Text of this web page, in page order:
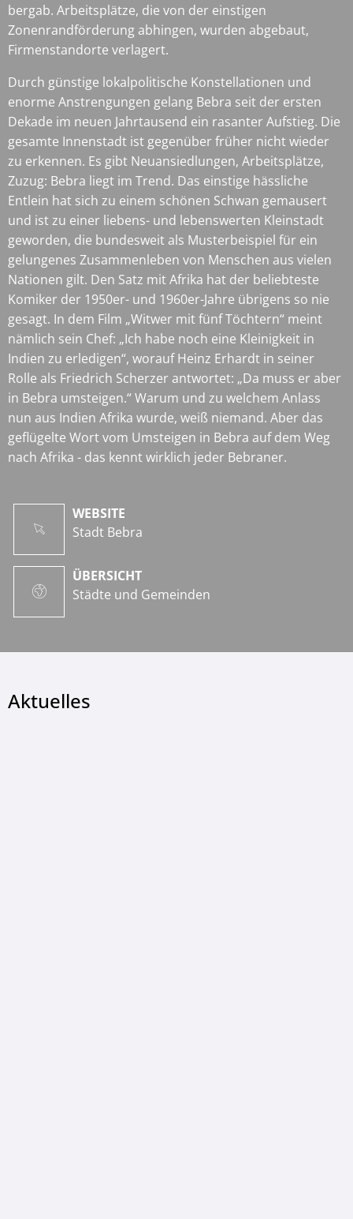
bergab. Arbeitsplätze, die von der einstigen
Zonenrandförderung abhingen, wurden abgebaut,
Firmenstandorte verlagert.
Durch günstige lokalpolitische Konstellationen und
enorme Anstrengungen gelang Bebra seit der ersten
Dekade im neuen Jahrtausend ein rasanter Aufstieg. Die
gesamte Innenstadt ist gegenüber früher nicht wieder
zu erkennen. Es gibt Neuansiedlungen, Arbeitsplätze,
Zuzug: Bebra liegt im Trend. Das einstige hässliche
Entlein hat sich zu einem schönen Schwan gemausert
und ist zu einer liebens- und lebenswerten Kleinstadt
geworden, die bundesweit als Musterbeispiel für ein
gelungenes Zusammenleben von Menschen aus vielen
Nationen gilt. Den Satz mit Afrika hat der beliebteste
Komiker der 1950er- und 1960er-Jahre übrigens so nie
gesagt. In dem Film „Witwer mit fünf Töchtern“ meint
nämlich sein Chef: „Ich habe noch eine Kleinigkeit in
Indien zu erledigen“, worauf Heinz Erhardt in seiner
Rolle als Friedrich Scherzer antwortet: „Da muss er aber
in Bebra umsteigen.“ Warum und zu welchem Anlass
nun aus Indien Afrika wurde, weiß niemand. Aber das
geflügelte Wort vom Umsteigen in Bebra auf dem Weg
nach Afrika - das kennt wirklich jeder Bebraner.
WEBSITE
Stadt Bebra
ÜBERSICHT
Städte und Gemeinden
Aktuelles